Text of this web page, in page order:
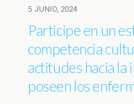
5 JUNIO, 2024
Participe en un
competencia
actitudes hacia la
poseen los